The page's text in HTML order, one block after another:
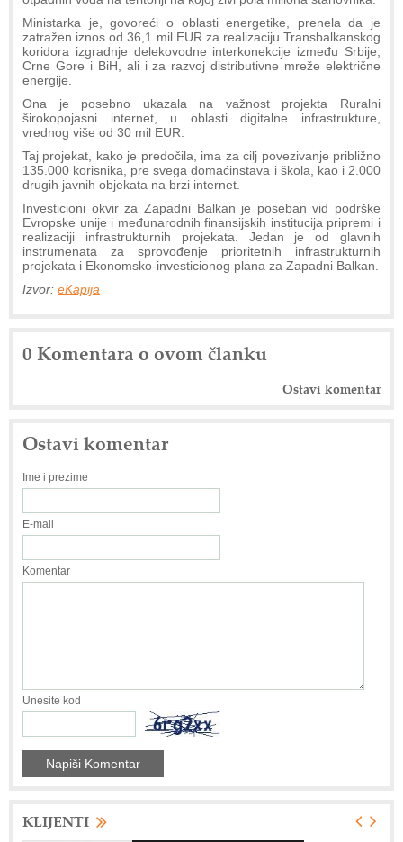
Ministarka je, govoreći o oblasti energetike, prenela da je
zatražen iznos od 36,1 mil EUR za realizaciju Transbalkanskog
koridora izgradnje delekovodne interkonekcije između Srbije,
Crne Gore i BiH, ali i za razvoj distributivne mreže električne
energije.
Ona je posebno ukazala na važnost projekta Ruralni
širokopojasni internet, u oblasti digitalne infrastrukture,
vrednog više od 30 mil EUR.
Taj projekat, kako je predočila, ima za cilj povezivanje približno
135.000 korisnika, pre svega domaćinstava i škola, kao i 2.000
drugih javnih objekata na brzi internet.
Investicioni okvir za Zapadni Balkan je poseban vid podrške
Evropske unije i međunarodnih finansijskih institucija pripremi i
realizaciji infrastrukturnih projekata. Jedan je od glavnih
instrumenata za sprovođenje prioritetnih infrastrukturnih
projekata i Ekonomsko-investicionog plana za Zapadni Balkan.
Izvor: eKapija
0 Komentara o ovom članku
Ostavi komentar
Ostavi komentar
Ime i prezime
E-mail
Komentar
Unesite kod
KLIJENTI